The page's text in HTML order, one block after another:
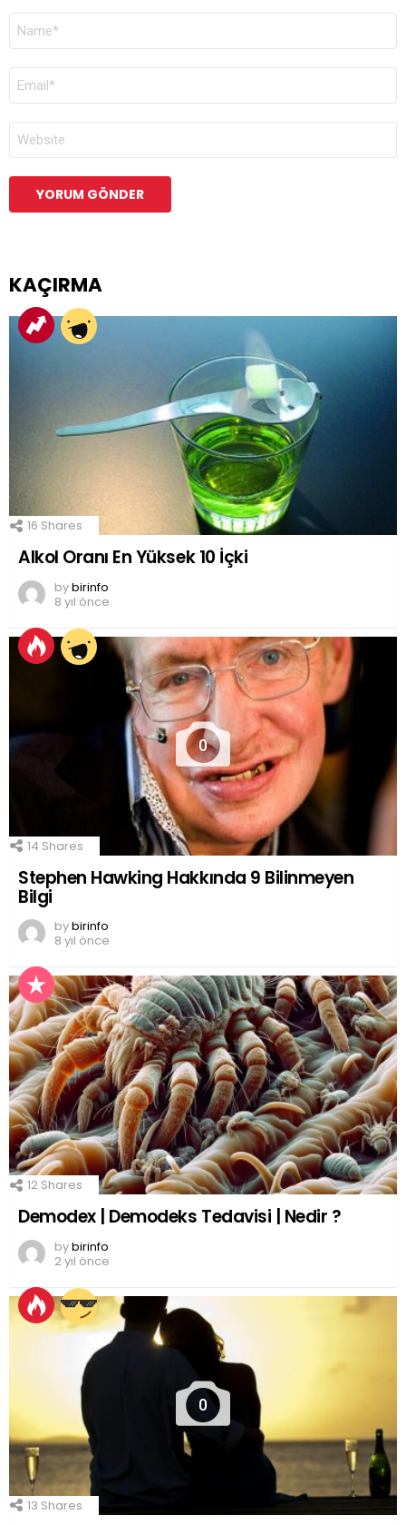
AD
E-
POSTA
İNTERNET
SITESI
KAÇIRMA
16 Shares
Alkol Oranı En Yüksek 10 İçki
bybirinfo
8 yıl önce
0
14 Shares
Stephen Hawking Hakkında 9 Bilinmeyen
Bilgi
bybirinfo
8 yıl önce
12 Shares
Demodex | Demodeks Tedavisi | Nedir ?
bybirinfo
2 yıl önce
0
13 Shares